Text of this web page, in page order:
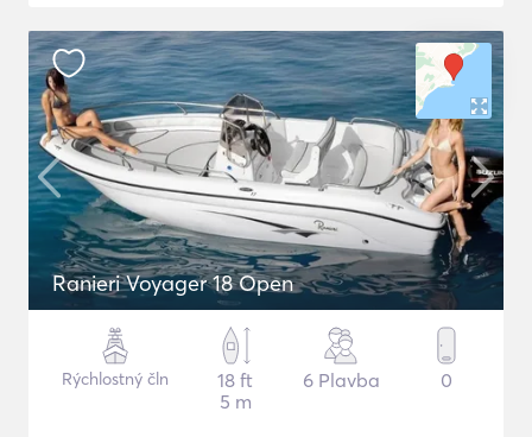
Ranieri Voyager 18 Open
Rýchlostný čln
18 ft
5 m
6 Plavba 0